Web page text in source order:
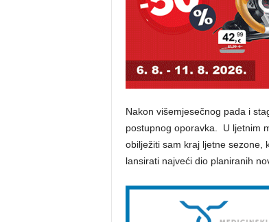
Nakon višemjesečnog pada i
postupnog oporavka. U ljetnim
obilježiti sam kraj ljetne sezone,
lansirati najveći dio planiranih